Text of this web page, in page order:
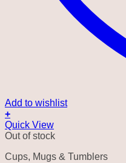
Add to wishlist
+
Quick View
Out of stock
Cups, Mugs & Tumblers